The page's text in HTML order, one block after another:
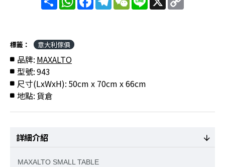
享 Link
標籤： 意大利傢俱
品牌: MAXALTO
型號:943
尺寸(LxWxH): 50cm x 70cm x 66cm
地點:貨倉
詳細介紹
MAXALTO SMALL TABLE